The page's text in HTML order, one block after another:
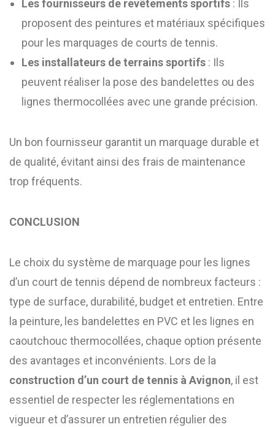
Les fournisseurs de revêtements sportifs : Ils
proposent des peintures et matériaux spécifiques
pour les marquages de courts de tennis.
Les installateurs de terrains sportifs : Ils
peuvent réaliser la pose des bandelettes ou des
lignes thermocollées avec une grande précision.
Un bon fournisseur garantit un marquage durable et
de qualité, évitant ainsi des frais de maintenance
trop fréquents.
CONCLUSION
Le choix du système de marquage pour les lignes
d’un court de tennis dépend de nombreux facteurs :
type de surface, durabilité, budget et entretien. Entre
la peinture, les bandelettes en PVC et les lignes en
caoutchouc thermocollées, chaque option présente
des avantages et inconvénients. Lors de la
construction d’un court de tennis à Avignon, il est
essentiel de respecter les réglementations en
vigueur et d’assurer un entretien régulier des